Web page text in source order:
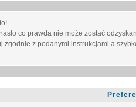
co prawda nie może zostać
zgodnie z podanymi instrukcjami a